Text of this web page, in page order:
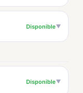
Disponible▼
Disponible▼